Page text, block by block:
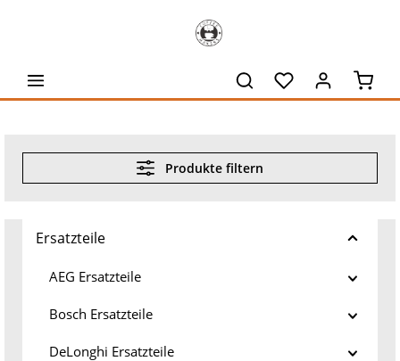
Produkte filtern
Ersatzteile
AEG Ersatzteile
Bosch Ersatzteile
DeLonghi Ersatzteile